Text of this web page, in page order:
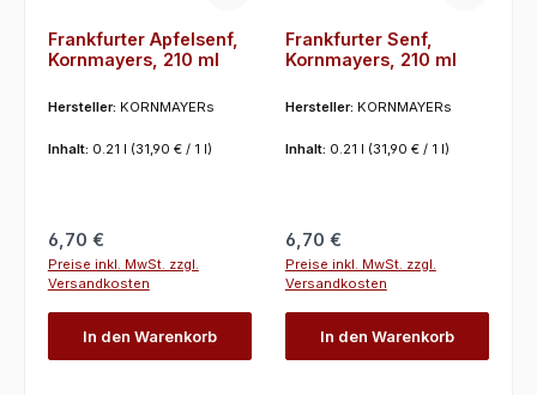
Frankfurter Apfelsenf,
Kornmayers, 210 ml
Hersteller: KORNMAYERs
Inhalt: 0.21 l (31,90 € / 1 l)
Regulärer Preis:
6,70 €
Preise inkl. MwSt. zzgl.
Versandkosten
In den Warenkorb
Frankfurter Senf,
Kornmayers, 210 ml
Hersteller: KORNMAYERs
Inhalt: 0.21 l (31,90 € / 1 l)
Regulärer Preis:
6,70 €
Preise inkl. MwSt. zzgl.
Versandkosten
In den Warenkorb